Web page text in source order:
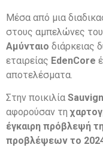
Μέσα από μια
στους αμπελώνες του
Αμύνταιο διάρκειας
εταιρείας EdenCore
αποτελέσματα.
Στην ποικιλία
αφορούσαν τη
έγκαιρη πρόβλεψή
προβλέψεων το